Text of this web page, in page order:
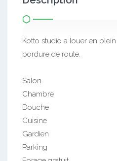
Kotto studio a louer en
bordure de route.
Salon
Chambre
Douche
Cuisine
Gardien
Parking